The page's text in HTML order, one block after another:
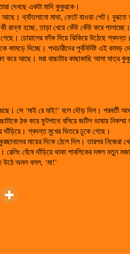
দেখছে একটা মাদি কুকুরকে।
আছে। থ্যাঁতলানো মাথা, ফেটে যাওয়া পেট।
রান্না হচ্ছে, তাড়া খেয়ে কেঁউ কেঁউ করে পালাচ্ছে।
চোয়ালের ফাঁক দিয়ে ঝিকিয়ে উঠেছে
কামড়ে দিচ্ছে। পথচারীদের পূর্বনির্দিষ্ট এই
করে আছে। মরা বাচ্চাটার কাছাকাছি আসা
সে ‘মাই রে মাই!’ বলে দৌড় দিল। পরবর্তী
ঠক করে ফুটপাথে বসিয়ে জটিল ভাষায়
দাঁড়িয়ে। শ্বদন্ত মুখের ভিতরে ঢুকে গেছে।
মায়ের দিকে ঠেলে দিল। তারপর নিজেরা
ঘেঁষে দাঁড়িয়ে থাকা পাবলিকের দঙ্গল নতুন
উঠে অমল বলল, ‘মা!’